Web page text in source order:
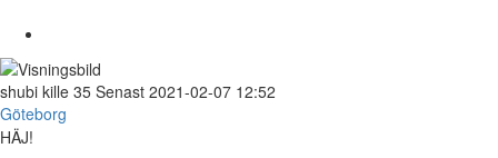
shubi kille 35 Senast 2021-02-07 12:52
Göteborg
HÄJ!